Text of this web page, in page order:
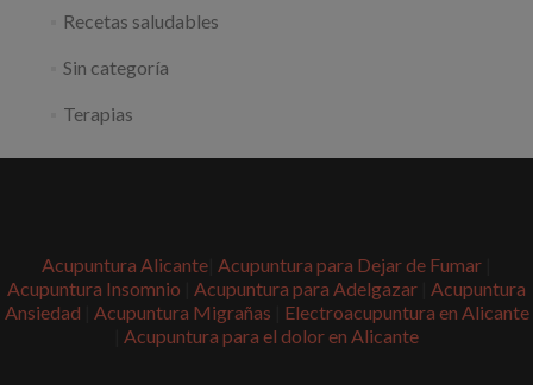
Recetas saludables
Sin categoría
Terapias
Acupuntura Alicante Acupuntura para Dejar de Fumar
Acupuntura Insomnio
Acupuntura para Adelgazar
Acupuntura
Ansiedad
Acupuntura Migrañas
Electroacupuntura en Alicante
Acupuntura para el dolor en Alicante